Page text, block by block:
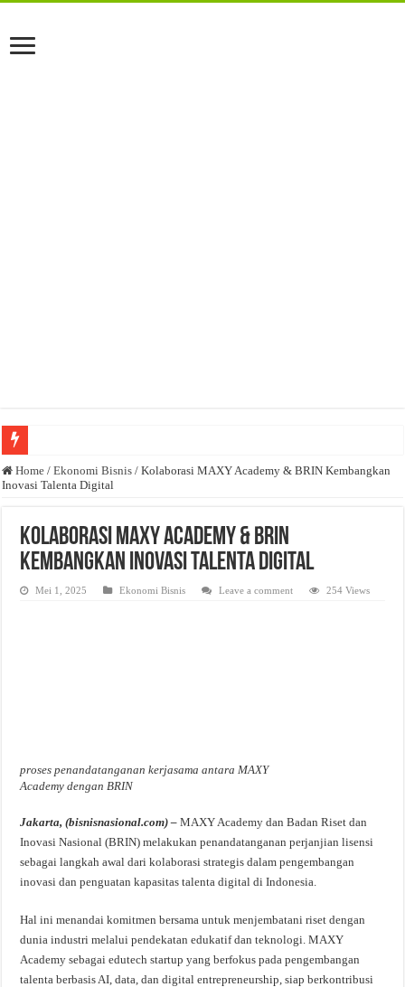
Anda butuh promosi usaha? Kontak ke Email redaksi@bisnisnasional.com
Dibutuhkan Marketing. Lamaran di-email ke redaksi@bisnisnasional.com
Home / Ekonomi Bisnis / Kolaborasi MAXY Academy & BRIN Kembangkan
Inovasi Talenta Digital
Kolaborasi MAXY Academy & BRIN
Kembangkan Inovasi Talenta Digital
Mei 1, 2025 Ekonomi Bisnis Leave a comment 254 Views
proses penandatanganan kerjasama antara MAXY
Academy dengan BRIN
Jakarta, (bisnisnasional.com) – MAXY Academy dan Badan Riset dan
Inovasi Nasional (BRIN) melakukan penandatanganan perjanjian lisensi
sebagai langkah awal dari kolaborasi strategis dalam pengembangan
inovasi dan penguatan kapasitas talenta digital di Indonesia.
Hal ini menandai komitmen bersama untuk menjembatani riset dengan
dunia industri melalui pendekatan edukatif dan teknologi. MAXY
Academy sebagai edutech startup yang berfokus pada pengembangan
talenta berbasis AI, data, dan digital entrepreneurship, siap berkontribusi